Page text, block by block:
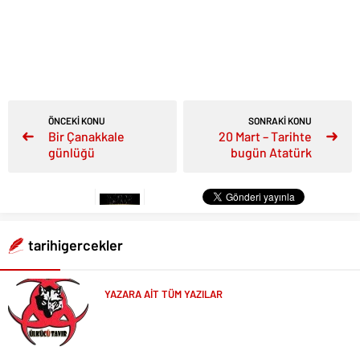
ÖNCEKİ KONU
Bir Çanakkale
günlüğü
SONRAKİ KONU
20 Mart – Tarihte
bugün Atatürk
tarihigercekler
YAZARA AİT TÜM YAZILAR